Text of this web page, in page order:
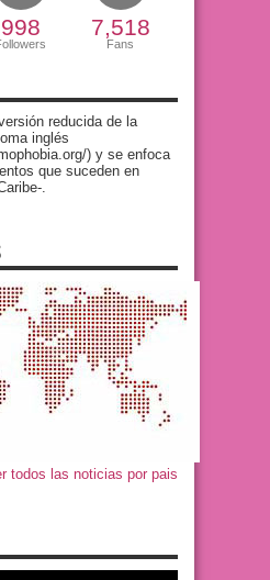
998 7,518
Fans
reducida de la
inglés
) y se enfoca
que suceden en
.
todos las noticias por pais